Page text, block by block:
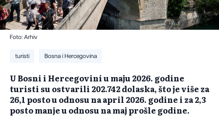
Foto: Arhiv
turisti Bosna i Hercegovina
U Bosni i Hercegovini u maju 2026. godine
turisti su ostvarili 202.742 dolaska, što je više za
26,1 posto u odnosu na april 2026. godine i za 2,3
posto manje u odnosu na maj prošle godine.